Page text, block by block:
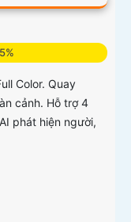
Color. Quay
cảnh. Hỗ trợ 4
phát hiện người,